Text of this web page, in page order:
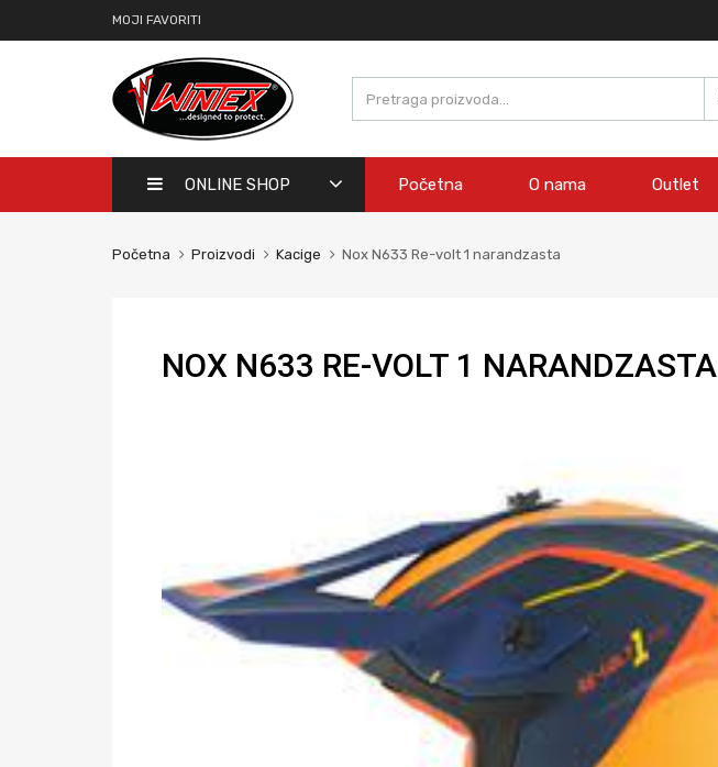
MOJI FAVORITI
ONLINE SHOP Početna O nama Outlet
Početna Proizvodi Kacige Nox N633 Re-volt 1 narandzasta
NOX N633 RE-VOLT 1 NARANDZASTA